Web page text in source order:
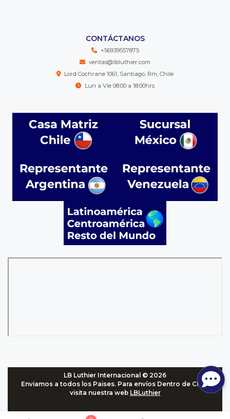
CONTÁCTANOS
+56939557875
ventas@lbluthier.com
Lord Cochrane 1061, Santiago, Rm, Chile
Lun a Vie 08:00 a 18:00hrs
LB Luthier Internacional © 2026
Enviamos a todos los Paises. Para envíos Dentro de Chile,
visita nuestra web LBLuthier